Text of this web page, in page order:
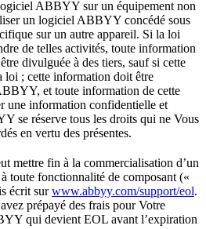
ABBYY sur un équipement non
un logiciel ABBYY concédé sous
sur un autre appareil. Si la loi
de telles activités, toute information
divulguée à des tiers, sauf si cette
loi ; cette information doit être
et toute information de cette
une information confidentielle et
se réserve tous les droits qui ne Vous
en vertu des présentes.
mettre fin à la commercialisation d’un
fonctionnalité de composant («
écrit surwww.abbyy.com/support/eol.
prépayé des frais pour Votre
qui devient EOL avant l’expiration